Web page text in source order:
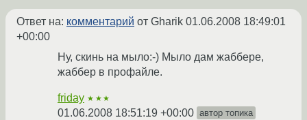
Ответ на: комментарий от Gharik 01.06.2008 18:49:01
+00:00
Ну, скинь на мыло:-) Мыло дам жаббере,
жаббер в профайле.
friday ★★★
01.06.2008 18:51:19 +00:00 автор топика